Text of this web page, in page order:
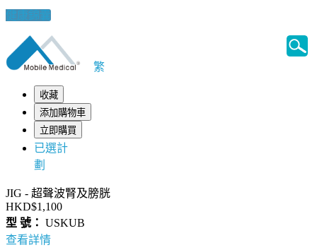
健康錦囊
繁
收藏
添加購物車
立即購買
已選計
劃
JIG - 超聲波腎及膀胱
HKD$1,100
型 號： USKUB
查看詳情